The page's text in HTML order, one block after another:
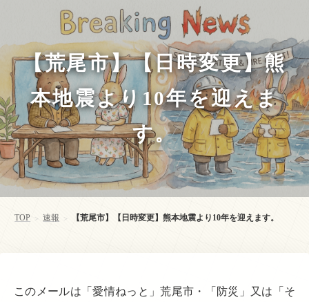
【荒尾市】【日時変更】熊
本地震より10年を迎えま
す。
TOP > 速報 > 【荒尾市】【日時変更】熊本地震より10年を迎えます。
このメールは「愛情ねっと」荒尾市・「防災」又は「そ